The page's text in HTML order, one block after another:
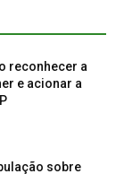
reconhecer a
e acionar a
sobre